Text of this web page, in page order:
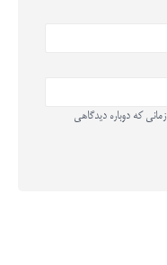
که دوباره دیدگاهی